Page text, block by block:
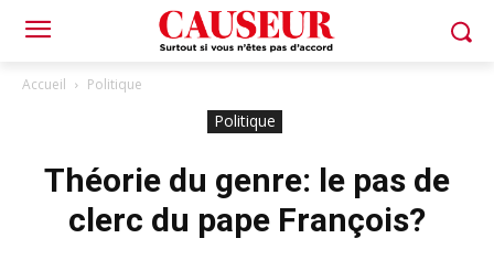
Accueil Politique
Politique
Théorie du genre: le pas de
clerc du pape François?